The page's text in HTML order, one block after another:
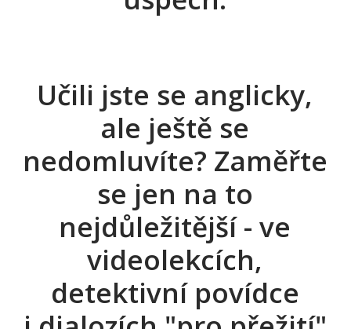
Učili jste se anglicky,
ale ještě se
nedomluvíte? Zaměřte
se jen na to
nejdůležitější - ve
videolekcích,
detektivní povídce